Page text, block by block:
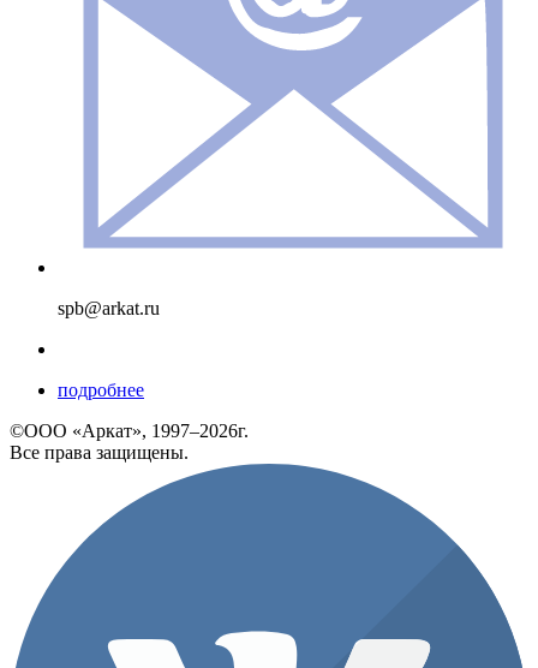
spb@arkat.ru
подробнее
©ООО «Аркат», 1997–2026г.
Все права защищены.